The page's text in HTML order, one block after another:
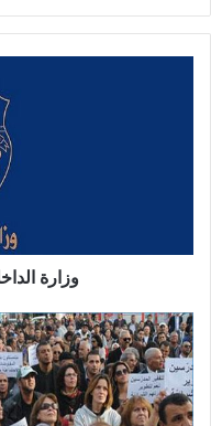
وزارة